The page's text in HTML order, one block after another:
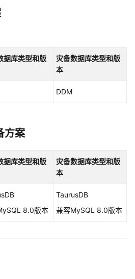
据库类型和版
灾备数据库类型和版
本
DDM
方案
据库类型和版
灾备数据库类型和版
本
8.0版本
TaurusDB
兼容MySQL 8.0版本